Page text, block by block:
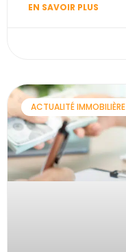
EN SAVOIR PLUS
ACTUALITÉ IMMOBILIÈRE